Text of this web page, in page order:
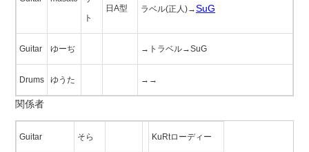
ト
日A型 ラベル(正人)→SuG
Guitar ゆーぢ →トラベル→SuG
Drums ゆうた →→
関係者
Guitar そら KuRtローディー